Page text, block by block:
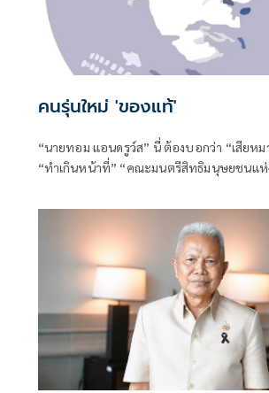
คนรุ่นใหม่ 'ของแท้'
“นายทอม แอนดรูว์ส” นี่ ต้องบอกว่า “เสียหม
“ทำเกินหน้าที่” “คณะมนตรีสิทธิมนุษยชนแ